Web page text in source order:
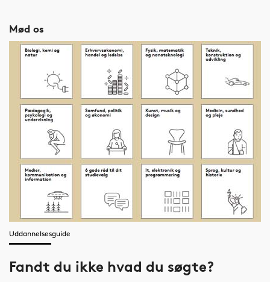
Mød os
Uddannelsesguide
Fandt du ikke hvad du søgte?